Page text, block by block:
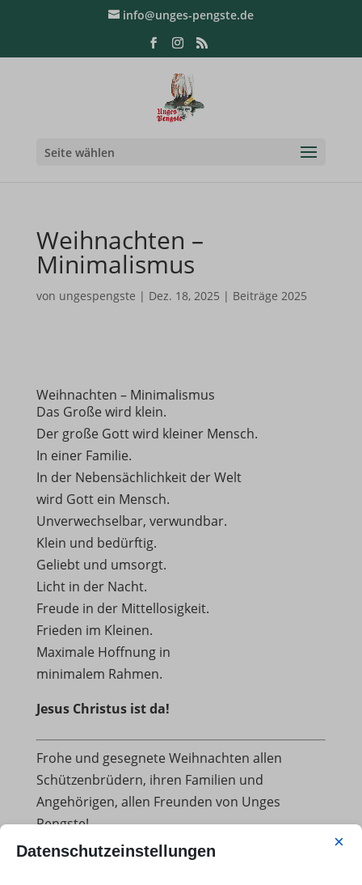
info@unges-pengste.de
Seite wählen
Weihnachten –
Minimalismus
von ungespengste | Dez. 18, 2025 | Beiträge 2025
Weihnachten – Minimalismus
Das Große wird klein.
Der große Gott wird kleiner Mensch.
In einer Familie.
In der Nebensächlichkeit der Welt
wird Gott ein Mensch.
Unverwechselbar, verwundbar.
Klein und bedürftig.
Geliebt und umsorgt.
Licht in der Nacht.
Freude in der Mittellosigkeit.
Frieden im Kleinen.
Maximale Hoffnung in
minimalem Rahmen.
Jesus Christus ist da!
Frohe und gesegnete Weihnachten allen
Schützenbrüdern, ihren Familien und
Angehörigen, allen Freunden von Unges
Pengste!
Ihr und Euer
Datenschutzeinstellungen ×